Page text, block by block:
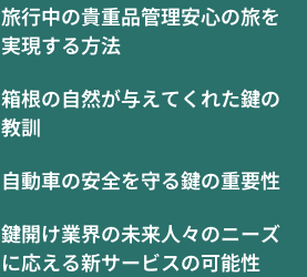
旅行中の貴重品管理安心の旅を
実現する方法
箱根の自然が与えてくれた鍵の
教訓
自動車の安全を守る鍵の重要性
鍵開け業界の未来人々のニーズ
に応える新サービスの可能性